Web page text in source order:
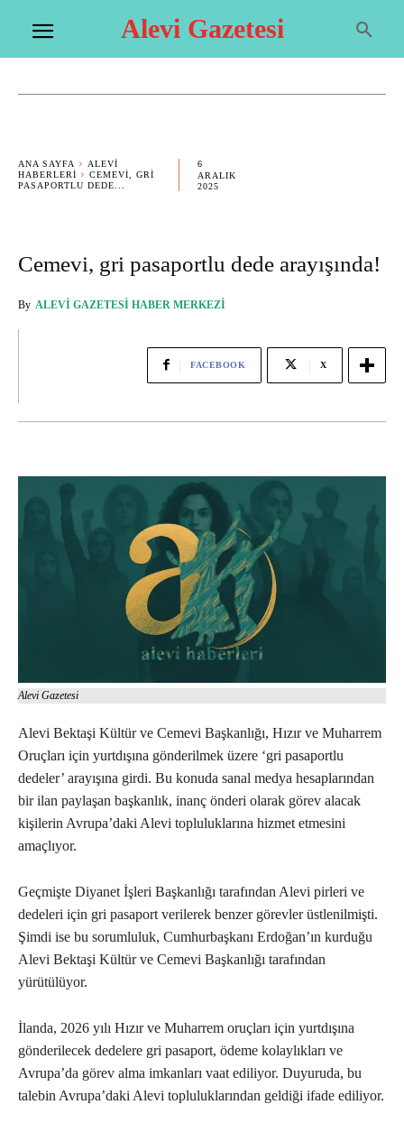
Alevi Gazetesi
ANA SAYFA
ALEVI
HABERLERI
CEMEVI, GRI
PASAPORTLU DEDE...
6
ARALIK
2025
Cemevi, gri pasaportlu dede arayışında!
By ALEVI GAZETESI HABER MERKEZI
FACEBOOK X
Alevi Gazetesi
Alevi Bektaşi Kültür ve Cemevi Başkanlığı, Hızır ve Muharrem
Oruçları için yurtdışına gönderilmek üzere ‘gri pasaportlu
dedeler’ arayışına girdi. Bu konuda sanal medya hesaplarından
bir ilan paylaşan başkanlık, inanç önderi olarak görev alacak
kişilerin Avrupa’daki Alevi topluluklarına hizmet etmesini
amaçlıyor.
Geçmişte Diyanet İşleri Başkanlığı tarafından Alevi pirleri ve
dedeleri için gri pasaport verilerek benzer görevler üstlenilmişti.
Şimdi ise bu sorumluluk, Cumhurbaşkanı Erdoğan’ın kurduğu
Alevi Bektaşi Kültür ve Cemevi Başkanlığı tarafından
yürütülüyor.
İlanda, 2026 yılı Hızır ve Muharrem oruçları için yurtdışına
gönderilecek dedelere gri pasaport, ödeme kolaylıkları ve
Avrupa’da görev alma imkanları vaat ediliyor. Duyuruda, bu
talebin Avrupa’daki Alevi topluluklarından geldiği ifade ediliyor.